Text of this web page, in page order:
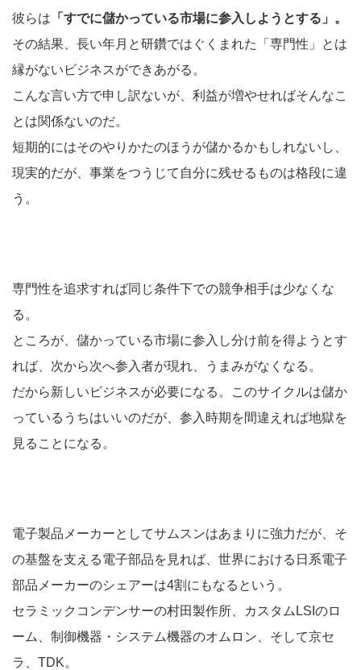
彼らは 「すでに儲かっている市場に参入しようとする」。
その結果、長い年月と研鑽ではぐくまれた「専門性」とは
縁がないビジネスができあがる。
こんな言い方で申し訳ないが、利益が増やせればそんなこ
とは関係ないのだ。
短期的にはそのやりかたのほうが儲かるかもしれないし、
現実的だが、事業をつうじて自分に残せるものは格段に違
う。
専門性を追求すれば同じ条件下での競争相手は少なくな
る。
ところが、儲かっている市場に参入し分け前を得ようとす
れば、次から次へ参入者が現れ、うまみがなくなる。
だから新しいビジネスが必要になる。このサイクルは儲か
っているうちはいいのだが、参入時期を間違えれば地獄を
見ることになる。
電子製品メーカーとしてサムスンはあまりに強力だが、そ
の基盤を支える電子部品を見れば、世界における日系電子
部品メーカーのシェアーは4割にもなるという。
セラミックコンデンサーの村田製作所、カスタムLSIのロ
ーム、制御機器・システム機器のオムロン、そして京セ
ラ、TDK。